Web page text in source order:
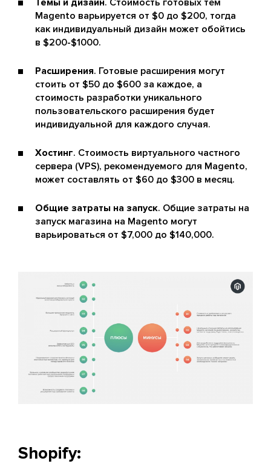
Темы и дизайн. Стоимость готовых тем
Magento варьируется от $0 до $200, тогда
как индивидуальный дизайн может обойтись
в $200-$1000​.
Расширения. Готовые расширения могут
стоить от $50 до $600 за каждое, а
стоимость разработки уникального
пользовательского расширения будет
индивидуальной для каждого случая.
Хостинг. Стоимость виртуального частного
сервера (VPS), рекомендуемого для Magento,
может составлять от $60 до $300 в месяц​.
Общие затраты на запуск. Общие затраты на
запуск магазина на Magento могут
варьироваться от $7,000 до $140,000.
Shopify: